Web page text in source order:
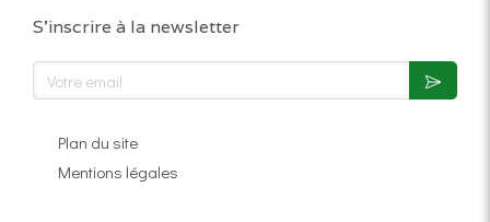
S'inscrire à la newsletter
Votre email
Plan du site
Mentions légales